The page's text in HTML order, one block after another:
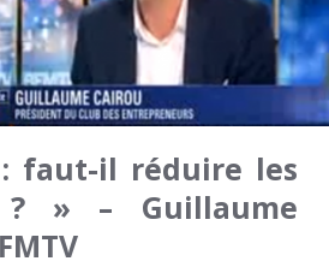
: faut-il réduire les
? » – Guillaume